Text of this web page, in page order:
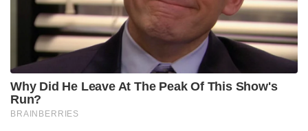
Why Did He Leave At The Peak Of This Show's
Run?
BRAINBERRIES